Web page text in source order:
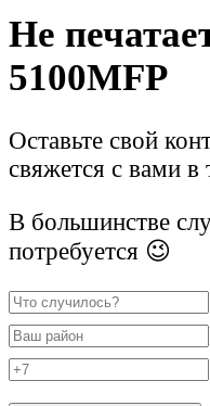
Не
5100MFP
Оставьте свой
свяжется с вами в
В большинстве
потребуется 😉